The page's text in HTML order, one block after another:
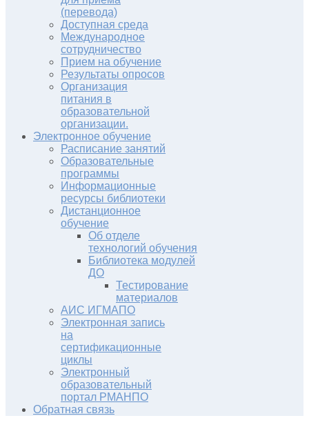
(перевода)
Доступная среда
Международное
сотрудничество
Прием на обучение
Результаты опросов
Организация
питания в
образовательной
организации.
Электронное обучение
Расписание занятий
Образовательные
программы
Информационные
ресурсы библиотеки
Дистанционное
обучение
Об отделе
технологий обучения
Библиотека модулей
ДО
Тестирование
материалов
АИС ИГМАПО
Электронная запись
на
сертификационные
циклы
Электронный
образовательный
портал РМАНПО
Обратная связь